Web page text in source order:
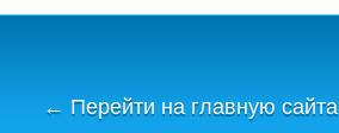
← Перейти на главную сайта